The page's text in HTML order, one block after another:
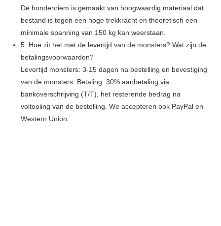
De hondenriem is gemaakt van hoogwaardig materiaal dat
bestand is tegen een hoge trekkracht en theoretisch een
minimale spanning van 150 kg kan weerstaan.
5: Hoe zit het met de levertijd van de monsters? Wat zijn de
betalingsvoorwaarden?
Levertijd monsters: 3-15 dagen na bestelling en bevestiging
van de monsters. Betaling: 30% aanbetaling via
bankoverschrijving (T/T), het resterende bedrag na
voltooiing van de bestelling. We accepteren ook PayPal en
Western Union.